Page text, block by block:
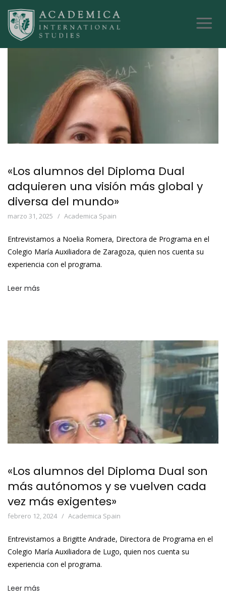
«Los alumnos del Diploma Dual
adquieren una visión más global y
diversa del mundo»
marzo 31, 2025 Academica Spain
Entrevistamos a Noelia Romera, Directora de Programa en el
Colegio María Auxiliadora de Zaragoza, quien nos cuenta su
experiencia con el programa.
Leer más
«Los alumnos del Diploma Dual son
más autónomos y se vuelven cada
vez más exigentes»
febrero 12, 2024 Academica Spain
Entrevistamos a Brigitte Andrade, Directora de Programa en el
Colegio María Auxiliadora de Lugo, quien nos cuenta su
experiencia con el programa.
Leer más